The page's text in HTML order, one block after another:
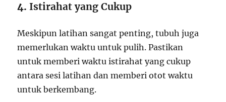
4.Istirahat yang Cukup
Meskipun latihan sangat penting, tubuh juga
memerlukan waktu untuk pulih. Pastikan
untuk memberi waktu istirahat yang cukup
antara sesi latihan dan memberi otot waktu
untuk berkembang.